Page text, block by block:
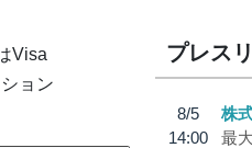
Visa
ョン
プレス
8/5
14:00
株
最